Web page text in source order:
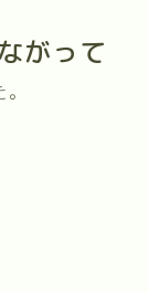
がって